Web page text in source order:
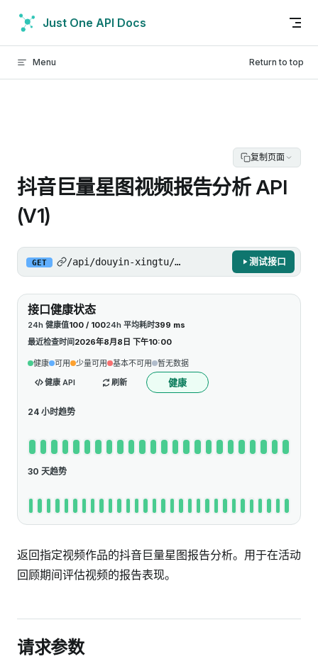
Skip to content
Just One API Docs
Menu Return to top
复制页面
抖音巨量星图视频报告分析 API
(V1)
GET /api/douyin-xingtu/gw/api/data_sp/测试接口
接口健康状态
24h 健康值100 / 10024h 平均耗时399 ms
最近检查时间2026年8月8日 下午10:00
健康 可用 少量可用 基本不可用
暂无数据
健康 API
刷新 健康
24 小时趋势
30 天趋势
返回指定视频作品的抖音巨量星图报告分析。用于在活动
回顾期间评估视频的报告表现。
请求参数